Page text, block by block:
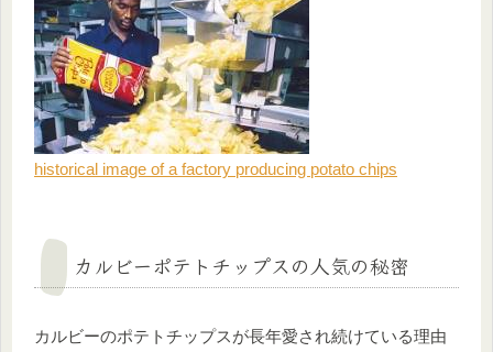
historical image of a factory producing potato chips
カルビーポテトチップスの人気の秘密
カルビーのポテトチップスが長年愛され続けている理由